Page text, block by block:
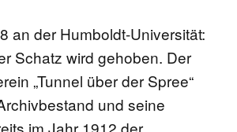
an der Humboldt-Universität:
Schatz wird gehoben. Der
„Tunnel über der Spree“
und seine